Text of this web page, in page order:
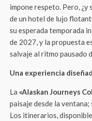
impone respeto. Pero,
de un hotel de lujo
su esperada temporada
de 2027, y la propuesta
salvaje al ritmo pausado
Una experiencia
La «Alaskan Journeys
paisaje desde la
Los itinerarios,